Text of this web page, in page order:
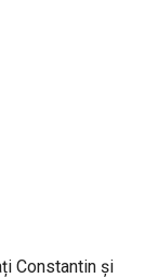
Constantin și